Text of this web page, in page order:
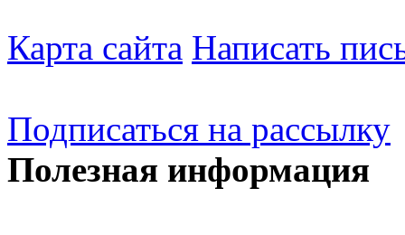
Карта сайта Написать
Подписаться на рассылку
Полезная информация